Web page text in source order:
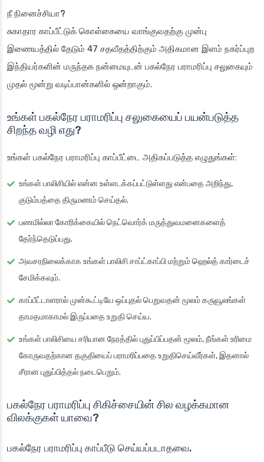
நீ நினைச்சியா?
சுகாதார காப்பீட்டுக் கொள்கையை வாங்குவதற்கு முன்பு
இணையத்தில் தேடும் 47 சதவீதத்திற்கும் அதிகமான இளம் நகர்ப்புற
இந்தியர்களின் மருந்தக நன்மையுடன் பகல்நேர பராமரிப்பு சலுகையும்
முதல் மூன்று வடிப்பான்களில் ஒன்றாகும்.
உங்கள் பகல்நேர பராமரிப்பு சலுகையைப் பயன்படுத்த
சிறந்த வழி எது?
உங்கள் பகல்நேர பராமரிப்பு காப்பீட்டை அதிகப்படுத்த எழுதுங்கள்:
உங்கள் பாலிசியில் என்ன உள்ளடக்கப்பட்டுள்ளது என்பதை அறிந்து,
குடும்பத்தை திருமணம் செய்தல்.
பணமில்லா கோரிக்கையில் நெட்வொர்க் மருத்துவமனைகளைத்
தேர்ந்தெடுப்பது.
அவசரநிலைக்காக உங்கள் பாலிசி சாப்ட்காப்பி மற்றும் ஹெல்த் கார்டைச்
சேமிக்கவும்.
காப்பீட்டாளரால் முன்கூட்டியே ஒப்புதல் பெறுவதன் மூலம் கருவூலங்கள்
தாமதமாகாமல் இருப்பதை உறுதி செய்ய.
உங்கள் பாலிசியை சரியான நேரத்தில் புதுப்பிப்பதன் மூலம், நீங்கள் உரிமை
கோருவதற்கான தகுதியைப் பராமரிப்பதை உறுதிசெய்வீர்கள், இதனால்
சீரான புதுப்பித்தல் நடைபெறும்.
பகல்நேர பராமரிப்பு சிகிச்சையின் சில வழக்கமான
விலக்குகள் யாவை?
பகல்நேர பராமரிப்பு காப்பீடு செய்யப்படாதவை.